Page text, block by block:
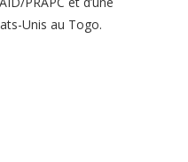
Unis au Togo.